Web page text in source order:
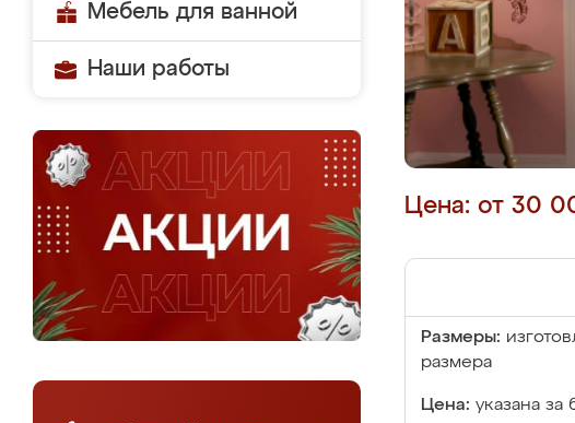
Мебель для ванной
Наши работы
Цена: от 30
Размеры:
размера
Цена: указана